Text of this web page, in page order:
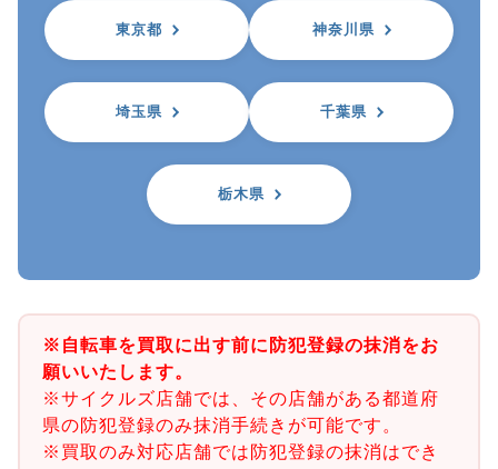
東京都 神奈川県
埼玉県 千葉県
栃木県
※自転車を買取に出す前に防犯登録の抹消をお
願いいたします。
※サイクルズ店舗では、その店舗がある都道府
県の防犯登録のみ抹消手続きが可能です。
※買取のみ対応店舗では防犯登録の抹消はでき